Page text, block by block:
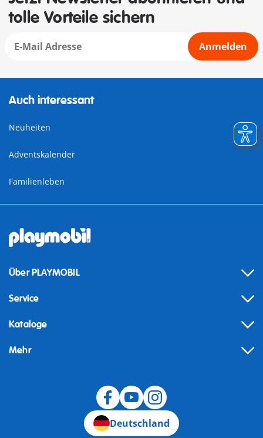
tolle Vorteile sichern
Anmelden
Auch interessant
Neuheiten
Adventskalender
Familienleben
Über PLAYMOBIL
Service
Kataloge
Mehr
Deutschland